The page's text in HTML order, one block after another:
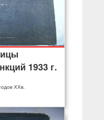
1933 г.
ХХв.